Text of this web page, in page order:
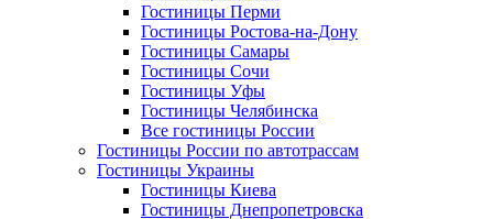
Гостиницы Перми
Гостиницы Ростова-на-Дону
Гостиницы Самары
Гостиницы Сочи
Гостиницы Уфы
Гостиницы Челябинска
Все гостиницы России
Гостиницы России по автотрассам
Гостиницы Украины
Гостиницы Киева
Гостиницы Днепропетровска